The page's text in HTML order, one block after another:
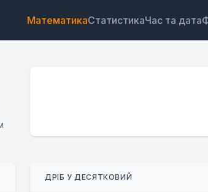
МатематикаСтатистикаЧас та дата
ДРІБ У ДЕСЯТКОВИЙ